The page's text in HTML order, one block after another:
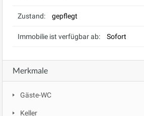
Zustand: gepflegt
Immobilie ist verfügbar ab: Sofort
Merkmale
Gäste-WC
Keller